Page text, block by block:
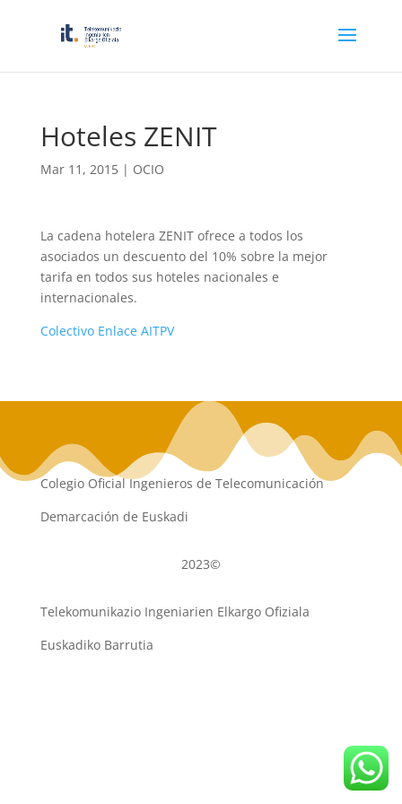
Hoteles ZENIT
Mar 11, 2015| OCIO
La cadena hotelera ZENIT ofrece a todos los
asociados un descuento del 10% sobre la mejor
tarifa en todos sus hoteles nacionales e
internacionales.
Colectivo Enlace AITPV
Colegio Oficial Ingenieros de Telecomunicación
Demarcación de Euskadi
2023©
Telekomunikazio Ingeniarien Elkargo Ofiziala
Euskadiko Barrutia